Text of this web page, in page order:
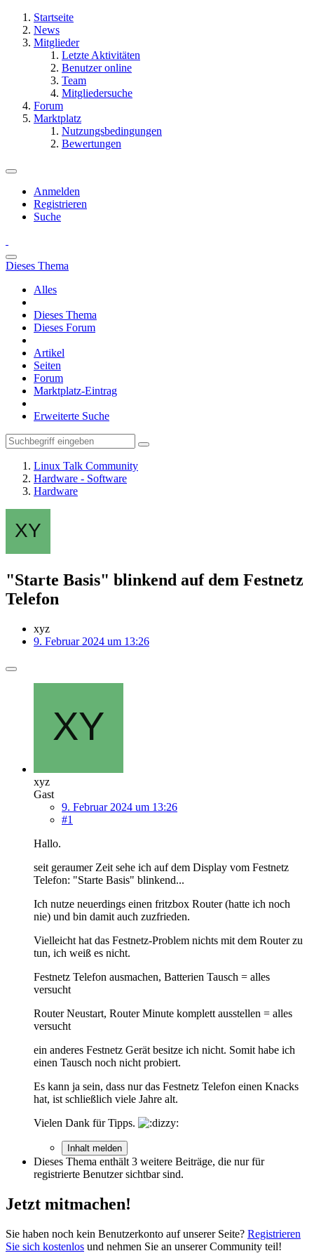
Startseite
News
Mitglieder
Letzte Aktivitäten
Benutzer online
Team
Mitgliedersuche
Forum
Marktplatz
Nutzungsbedingungen
Bewertungen
Anmelden
Registrieren
Suche
Dieses Thema
Alles
Dieses Thema
Dieses Forum
Artikel
Seiten
Forum
Marktplatz-Eintrag
Erweiterte Suche
Linux Talk Community
Hardware - Software
Hardware
"Starte Basis" blinkend auf dem Festnetz
Telefon
xyz
9. Februar 2024 um 13:26
xyz
Gast
9. Februar 2024 um 13:26
#1
Hallo.
seit geraumer Zeit sehe ich auf dem Display vom Festnetz
Telefon: "Starte Basis" blinkend...
Ich nutze neuerdings einen fritzbox Router (hatte ich noch
nie) und bin damit auch zuzfrieden.
Vielleicht hat das Festnetz-Problem nichts mit dem Router zu
tun, ich weiß es nicht.
Festnetz Telefon ausmachen, Batterien Tausch = alles
versucht
Router Neustart, Router Minute komplett ausstellen = alles
versucht
ein anderes Festnetz Gerät besitze ich nicht. Somit habe ich
einen Tausch noch nicht probiert.
Es kann ja sein, dass nur das Festnetz Telefon einen Knacks
hat, ist schließlich viele Jahre alt.
Vielen Dank für Tipps.
Inhalt melden
Dieses Thema enthält 3 weitere Beiträge, die nur für
registrierte Benutzer sichtbar sind.
Jetzt mitmachen!
Sie haben noch kein Benutzerkonto auf unserer Seite? Registrieren
Sie sich kostenlos und nehmen Sie an unserer Community teil!